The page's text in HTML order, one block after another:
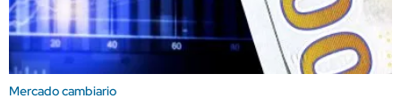
Mercado cambiario